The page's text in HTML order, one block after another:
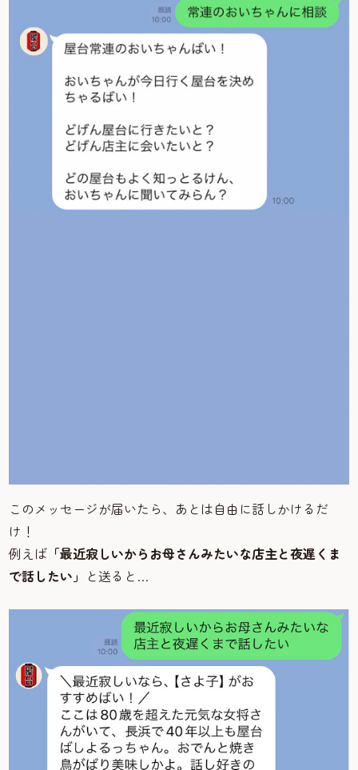
このメッセージが届いたら、あとは自由に話しかけるだ
け！
例えば 「最近寂しいからお母さんみたいな店主と夜遅くま
で話したい」 と送ると…